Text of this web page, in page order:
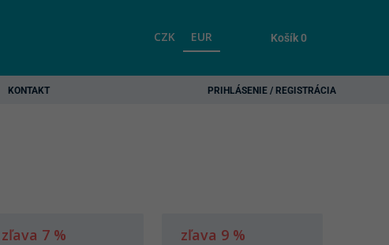
CZK EUR Košík0
KONTAKT PRIHLÁSENIE / REGISTRÁCIA
zľava 7 % zľava 9 %